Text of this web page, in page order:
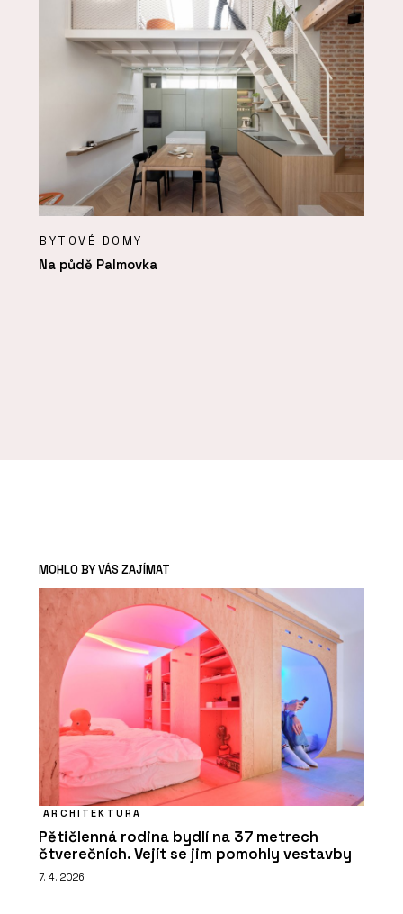
BYTOVÉ DOMY
Na půdě Palmovka
MOHLO BY VÁS ZAJÍMAT
ARCHITEKTURA
Pětičlenná rodina bydlí na 37 metrech
čtverečních. Vejít se jim pomohly vestavby
7. 4. 2026